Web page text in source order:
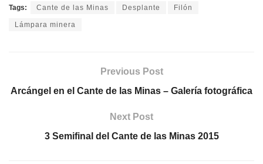
Tags: Cante de las Minas Desplante Filón
Lámpara minera
Previous Post
Arcángel en el Cante de las Minas – Galería fotográfica
Next Post
3 Semifinal del Cante de las Minas 2015